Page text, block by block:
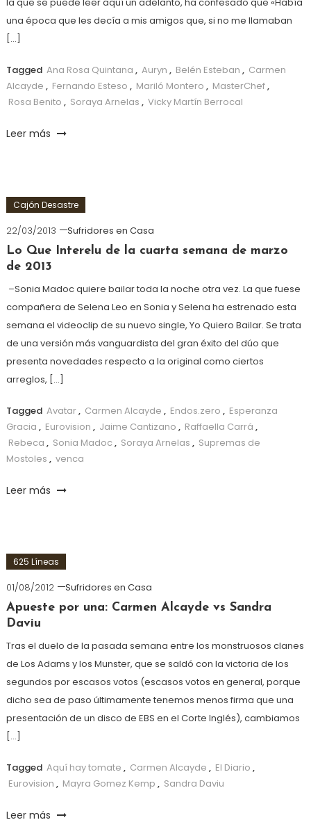
una época que les decía a mis amigos que, si no me llamaban
[…]
Tagged Ana Rosa Quintana , Auryn , Belén Esteban , Carmen
Alcayde , Fernando Esteso , Mariló Montero , MasterChef,
Rosa Benito , Soraya Arnelas , Vicky Martín Berrocal
Leer más
Cajón Desastre
22/03/2013
Sufridores en Casa
Lo Que Interelu de la cuarta semana de marzo
de 2013
–Sonia Madoc quiere bailar toda la noche otra vez. La que fuese
compañera de Selena Leo en Sonia y Selena ha estrenado esta
semana el videoclip de su nuevo single, Yo Quiero Bailar. Se trata
de una versión más vanguardista del gran éxito del dúo que
presenta novedades respecto a la original como ciertos
arreglos, […]
Tagged Avatar, Carmen Alcayde , Endos.zero , Esperanza
Gracia , Eurovision , Jaime Cantizano , Raffaella Carrá ,
Rebeca , Sonia Madoc , Soraya Arnelas , Supremas de
Mostoles , venca
Leer más
625 Líneas
01/08/2012
Sufridores en Casa
Apueste por una: Carmen Alcayde vs Sandra
Daviu
Tras el duelo de la pasada semana entre los monstruosos clanes
de Los Adams y los Munster, que se saldó con la victoria de los
segundos por escasos votos (escasos votos en general, porque
dicho sea de paso últimamente tenemos menos firma que una
presentación de un disco de EBS en el Corte Inglés), cambiamos
[…]
Tagged Aquí hay tomate , Carmen Alcayde , El Diario ,
Eurovision , Mayra Gomez Kemp , Sandra Daviu
Leer más